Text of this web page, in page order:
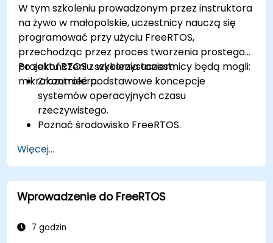
W tym szkoleniu prowadzonym przez instruktora
na żywo w małopolskie, uczestnicy nauczą się
programować przy użyciu FreeRTOS,
przechodząc przez proces tworzenia prostego
projektu RTOS z wykorzystaniem
mikrokontrolera.
Po zakończeniu szkolenia uczestnicy będą mogli:
Zrozumieć podstawowe koncepcje
systemów operacyjnych czasu
rzeczywistego.
Poznać środowisko FreeRTOS.
FreeRTOS.
Połączyć aplikację FreeRTOS z peryferiami
sprzętowymi.
Więcej...
Wprowadzenie do FreeRTOS
7 godzin